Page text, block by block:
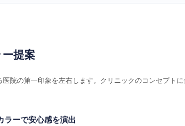
提案
院の第一印象を左右します。クリニックのコンセプト
ラーで安心感を演出